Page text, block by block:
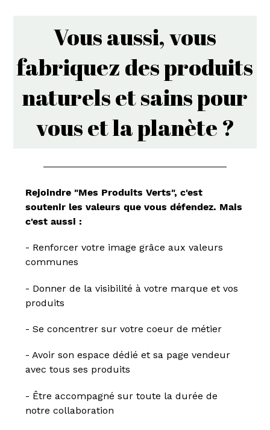
Vous aussi, vous
fabriquez des produits
naturels et sains pour
vous et la planète ?
Rejoindre "Mes Produits Verts", c'est
soutenir les valeurs que vous défendez. Mais
c'est aussi :
- Renforcer votre image grâce aux valeurs
communes
- Donner de la visibilité à votre marque et vos
produits
- Se concentrer sur votre coeur de métier
- Avoir son espace dédié et sa page vendeur
avec tous ses produits
- Être accompagné sur toute la durée de
notre collaboration